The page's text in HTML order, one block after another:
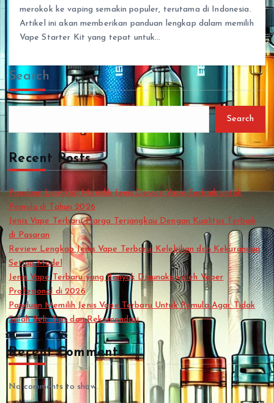
merokok ke vaping semakin populer, terutama di Indonesia.
Artikel ini akan memberikan panduan lengkap dalam memilih
Vape Starter Kit yang tepat untuk…
Search
Search
Recent Posts
Panduan Lengkap Memilih Jenis Device Vape Terbaik untuk
Pemula di Tahun 2026
Jenis Vape Terbaru Harga Terjangkau Dengan Kualitas Terbaik
di Pasaran
Review Lengkap Jenis Vape Terbaru: Kelebihan dan Kekurangan
Setiap Model
Jenis Vape Terbaru yang Banyak Digunakan oleh Vaper
Profesional di 2026
Panduan Memilih Jenis Vape Terbaru Untuk Pemula Agar Tidak
Salah Beli: Tips dan Rekomendasi
Recent Comments
No comments to show.